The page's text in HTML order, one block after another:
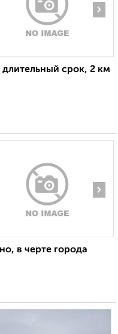
›
срок, 2 км
›
в черте города